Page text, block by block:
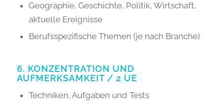
Geographie, Geschichte, Politik, Wirtschaft,
aktuelle Ereignisse
Berufsspezifische Themen (je nach Branche)
6. KONZENTRATION UND
AUFMERKSAMKEIT / 2 UE
Techniken, Aufgaben und Tests